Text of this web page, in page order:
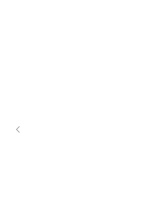
расчет дымохода